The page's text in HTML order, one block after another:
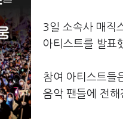
3일 소속사 매직
아티스트를 발표
참여 아티스트들
음악 팬들에 전해